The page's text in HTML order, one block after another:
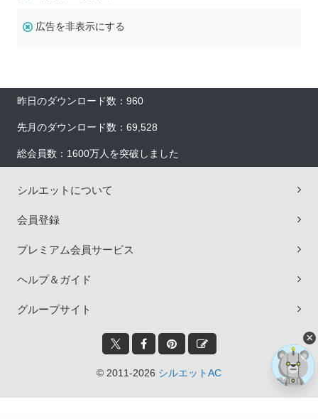
広告を非表示にする
昨日のダウンロード数：960
先月のダウンロード数：69,528
総会員数：1600万人を突破しました
シルエットについて
会員登録
プレミアム会員サービス
ヘルプ＆ガイド
グループサイト
© 2011-2026 シルエットAC
×